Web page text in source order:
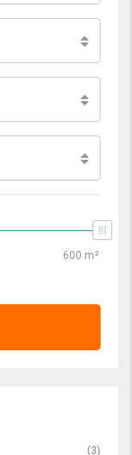
(3)